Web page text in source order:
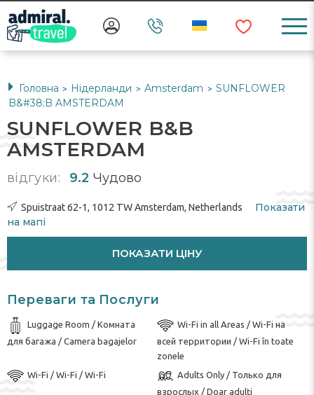
Головна > Нідерланди > Amsterdam > SUNFLOWER
B&#38;B AMSTERDAM
SUNFLOWER B&B
AMSTERDAM
відгуки: 9.2 Чудово
Spuistraat 62-1, 1012 TW Amsterdam, Netherlands
Показати
на мапі
ПОКАЗАТИ ЦІНУ
Переваги та Послуги
Luggage Room / Комната
для багажа / Camera bagajelor
Wi-Fi in all Areas / Wi-Fi на
всей территории / Wi-Fi în toate
zonele
Wi-Fi / Wi-Fi / Wi-Fi
Adults Only / Только для
взрослых / Doar adulți